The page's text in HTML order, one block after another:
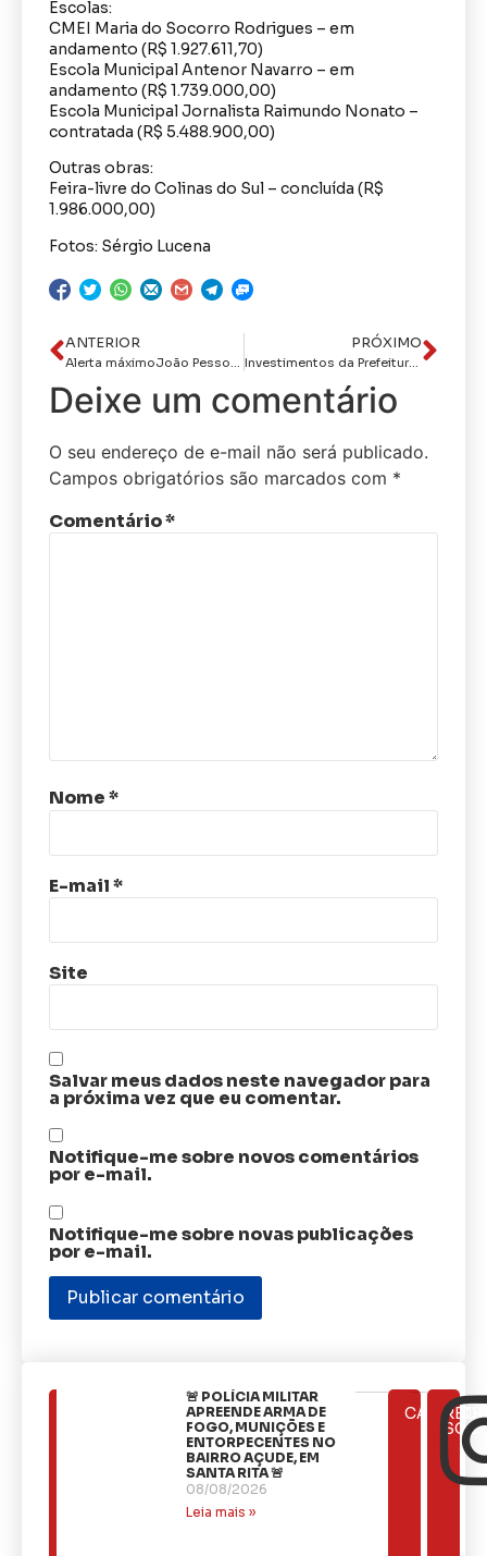
Escolas:
CMEI Maria do Socorro Rodrigues – em
andamento (R$ 1.927.611,70)
Escola Municipal Antenor Navarro – em
andamento (R$ 1.739.000,00)
Escola Municipal Jornalista Raimundo Nonato –
contratada (R$ 5.488.900,00)
Outras obras:
Feira-livre do Colinas do Sul – concluída (R$
1.986.000,00)
Fotos: Sérgio Lucena
ANTERIOR
Alerta máximoJoão Pessoa registra 212,6 mm de chuvas em 24 horas, superando em 60% a média histórica para todo o mês de agosto
PRÓXIMO
Investimentos da Prefeitura em obras de drenagem reduz pontos de alagamentos em dias de chuvas na Capital paraibana
Deixe um comentário
O seu endereço de e-mail não será publicado.
Campos obrigatórios são marcados com *
Comentário*
Nome*
E-mail*
Site
Salvar meus dados neste navegador para
a próxima vez que eu comentar.
Notifique-me sobre novos comentários
por e-mail.
Notifique-me sobre novas publicações
por e-mail.
🚨 POLÍCIA MILITAR
APREENDE ARMA DE
FOGO, MUNIÇÕES E
ENTORPECENTES NO
BAIRRO AÇUDE, EM
SANTA RITA 🚨
08/08/2026
Leia mais »